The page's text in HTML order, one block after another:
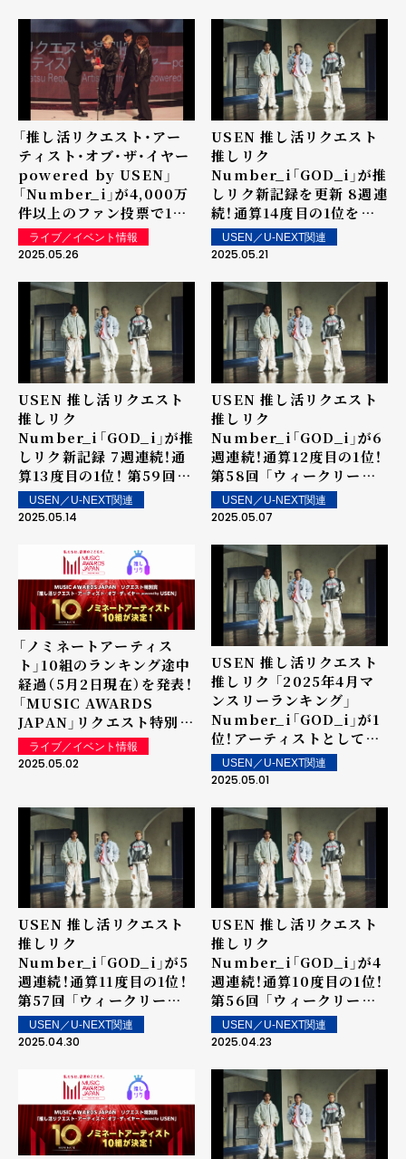
内で配信！
「推し活リクエスト・アー
ティスト・オブ・ザ・イヤー
powered by USEN」
「Number_i」が4,000万
件以上のファン投票で1位
に決定！ 5/22（木）
「MUSIC AWARDS
Ceremony」で発表・表彰
ライブ／イベント情報
2025.05.26
USEN 推し活リクエスト
推しリク
Number_i「GOD_i」が推
しリク新記録を更新 8週連
続！通算14度目の1位を獲
得！ 第60回 「ウィークリ
ーランキング」を発表～ 上
店内で配信！
USEN／U-NEXT関連
2025.05.21
USEN 推し活リクエスト
推しリク
Number_i「GOD_i」が推
しリク新記録 7週連続！通
算13度目の1位！ 第59回
「ウィークリーランキン
グ」を発表～ 上位ランクイ
USEN／U-NEXT関連
2025.05.14
USEN 推し活リクエスト
推しリク
Number_i「GOD_i」が6
週連続！通算12度目の1位！
第58回 「ウィークリーラ
ンキング」を発表～ 上位ラ
ンクイン楽曲は街中・店内
USEN／U-NEXT関連
2025.05.07
「ノミネートアーティス
ト」10組のランキング途中
経過（5月2日現在）を発表！
「MUSIC AWARDS
JAPAN」リクエスト特別賞
「推し活リクエスト・アー
ティスト・オブ・ザ・イヤー
ライブ／イベント情報
2025.05.02
USEN 推し活リクエスト
推しリク 「2025年4月マ
ンスリーランキング」
Number_i「GOD_i」が1
位！アーティストとしては
5か月連続の1位を記録！
USEN／U-NEXT関連
2025.05.01
USEN 推し活リクエスト
推しリク
Number_i「GOD_i」が5
週連続！通算11度目の1位！
第57回 「ウィークリーラ
ンキング」を発表～ 上位ラ
ンクイン楽曲は街中・店内
USEN／U-NEXT関連
2025.04.30
USEN 推し活リクエスト
推しリク
Number_i「GOD_i」が4
週連続！通算10度目の1位！
第56回 「ウィークリーラ
ンキング」を発表～ 上位ラ
ンクイン楽曲は街中・店内
USEN／U-NEXT関連
2025.04.23